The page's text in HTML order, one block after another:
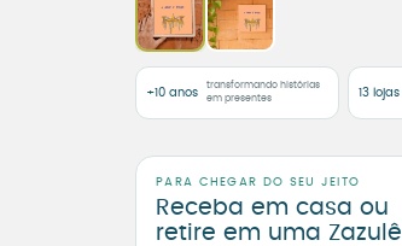
+10 anos
transformando histórias
em presentes
13 lojas
PARA CHEGAR DO SEU JEITO
Receba em casa ou
retire em uma Zazulê